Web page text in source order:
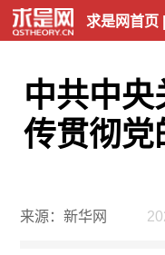
求是网首页|
中共中
传贯彻党
来源：新华网